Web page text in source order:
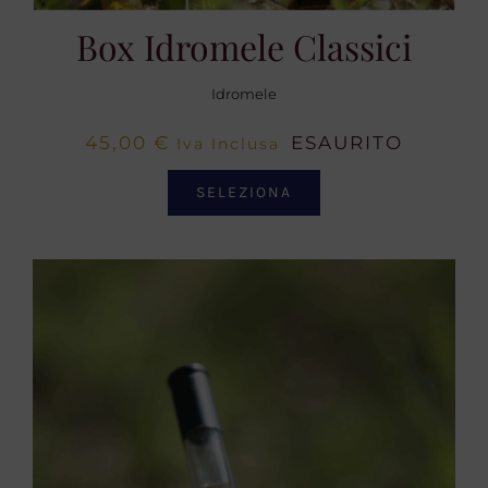
Box Idromele Classici
Idromele
45,00 € Iva Inclusa ESAURITO
SELEZIONA